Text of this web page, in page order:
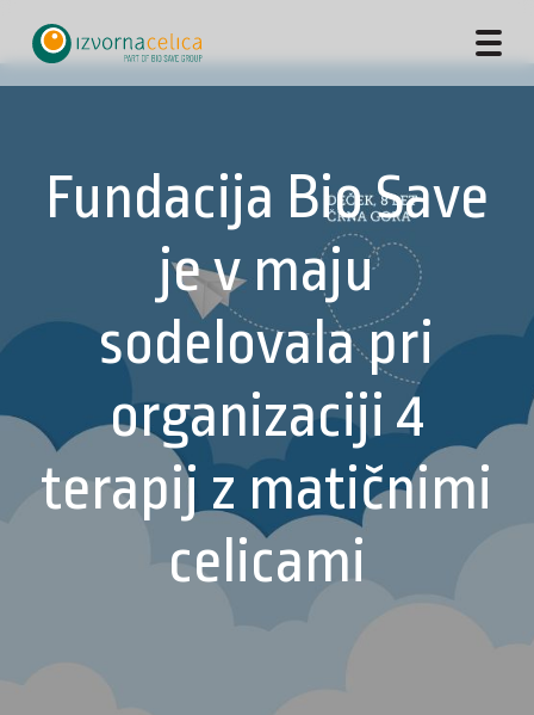
Fundacija Bio Save
je v maju
sodelovala pri
organizaciji 4
terapij z matičnimi
celicami